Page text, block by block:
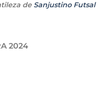
de Sanjustino Futsal
2024